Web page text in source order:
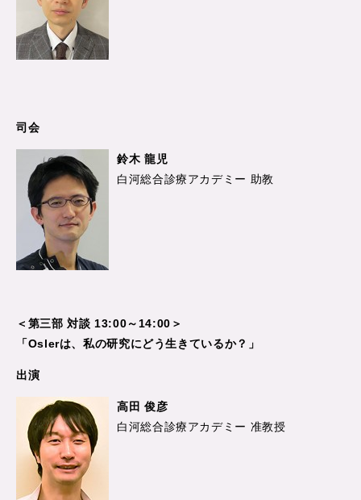
司会
鈴木 龍児
白河総合診療アカデミー 助教
＜第三部 対談 13:00～14:00＞
「Oslerは、私の研究にどう生きているか？」
出演
高田 俊彦
白河総合診療アカデミー 准教授